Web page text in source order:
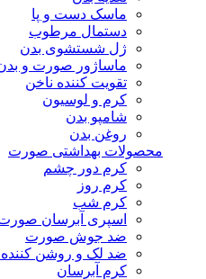
ماسک دست و پا
دستمال مرطوب
ژل شستشوی بدن
ماساژور صورت و
تقویت کننده ناخن
کرم و لوسیون
شامپو بدن
روغن بدن
محصولات بهداشتی صورت
کرم دور چشم
کرم روز
کرم شب
اسپری آبرسان
ضد جوش صورت
ضد لک و روشن
کرم آبرسان